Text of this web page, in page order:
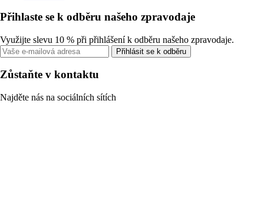
Přihlaste se k odběru našeho zpravodaje
Využijte slevu 10 % při přihlášení k odběru našeho zpravodaje.
Přihlásit se k odběru
Zůstaňte v kontaktu
Najděte nás na sociálních sítích